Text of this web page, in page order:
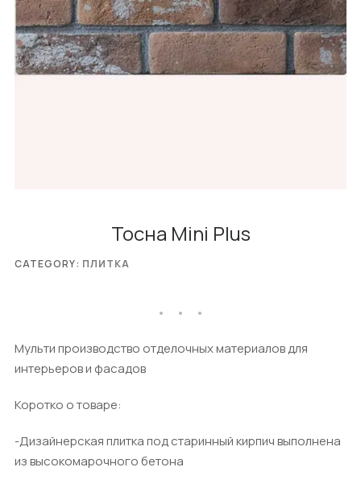
Тосна Mini Plus
Мульти производство отделочных материалов для
интерьеров и фасадов
Коротко о товаре:
-Дизайнерская плитка под старинный кирпич выполнена
из высокомарочного бетона
CATEGORY: ПЛИТКА